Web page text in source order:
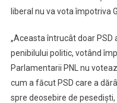
liberal nu va vota împotriva
„Aceasta întrucât doar
penibilului politic, votând
Parlamentarii PNL nu
cum a făcut PSD care a
spre deosebire de